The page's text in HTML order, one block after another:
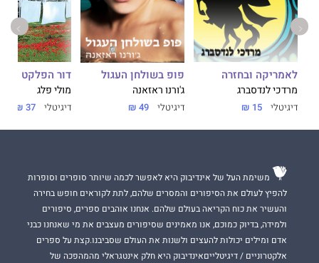
לאמריקה ובחזרה
מרדכי לנדסברג
דיגיטלי 15 ₪
פופ בשולחן העגול
ג'ורנו ראזאנה
דיגיטלי 49 ₪
דור הפלקט
מולי פלג
דיגיטלי 37 ₪
משימת העל של אינדיבוק היא לאפשר לכמה שיותר סופרים וסופרות
להפיץ לעולם את הסיפורים והמסרים שלהם, לתת לקוראים חופש בחירה
והעשיר את כוח הקריאה בעולם שלהם. אנחנו אוהבים ספרים, סיפורים
ולמידה, בדיוק כמוכם, אנו מאמינים שסיפורים מעצבים את מי שאנחנו כבני
אדם ומילים יכולות להעצים ולשנות את העולם שסביבנו.קצת על ספרים
אלקטרוניים / דיגיטלייםאינדיבוק היא חלק אינטגראלי מהמהפכה של